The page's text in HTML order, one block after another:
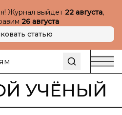
Журнал выйдет 22 августа,
26 августа
статью
УЧЁНЫЙ